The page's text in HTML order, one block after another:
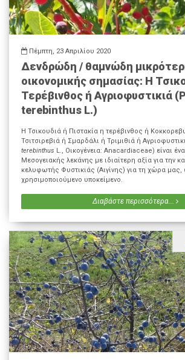
Πέμπτη, 23 Απριλίου 2020
Δενδρώδη / θαμνώδη
οικονομικής σημασίας: Η
Τερέβινθος ή Αγριοφυστικιά
terebinthus L.)
Η Τσικουδιά ή Πιστακία η τερέβινθος ή
Τσιτσιρεβιά ή Σμαρδάλι ή Τριμιθιά ή
terebinthus L., Οικογένεια: Anacardiaceae) είναι
Μεσογειακής λεκάνης με ιδιαίτερη αξία για την
κελυφωτής Φυστικιάς (Αιγίνης) για τη χώρα μας,
χρησιμοποιούμενο υποκείμενο.
Διαβάστε περισσότερα...